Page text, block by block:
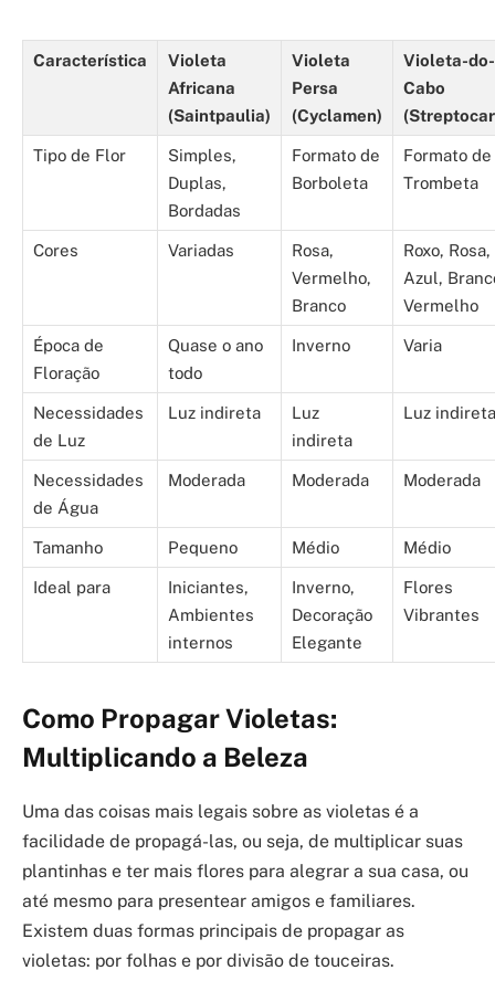
Característica
Violeta
Africana
(Saintpaulia)
Violeta
Persa
(Cyclamen)
Violeta-do-
Cabo
Tipo de Flor
Simples,
Duplas,
Bordadas
Formato de
Borboleta
Formato de
Trombeta
Cores Variadas
Rosa,
Vermelho,
Branco
Roxo, Rosa,
Azul,
Vermelho
Época de
Floração
Quase o ano
todo
Inverno Varia
Necessidades
de Luz
Luz indireta
Luz
indireta
Luz indireta
Necessidades
de Água
Moderada Moderada Moderada
Tamanho Pequeno Médio Médio
Ideal para
Iniciantes,
Ambientes
internos
Inverno,
Decoração
Elegante
Flores
Vibrantes
Como Propagar Violetas:
Multiplicando a Beleza
Uma das coisas mais legais sobre as violetas é a
facilidade de propagá-las, ou seja, de multiplicar suas
plantinhas e ter mais flores para alegrar a sua casa, ou
até mesmo para presentear amigos e familiares.
Existem duas formas principais de propagar as
violetas: por folhas e por divisão de touceiras.